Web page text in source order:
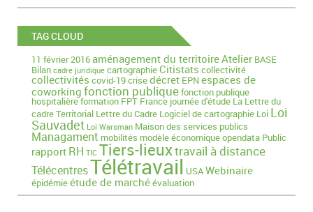
TAG CLOUD
11 février 2016aménagement du territoireAtelier BASE
Bilan cadre juridique cartographieCitistats collectivité
collectivités covid-19crisedécret EPN espaces de
coworking fonction publiquefonction publique
hospitalièreformation FPT France journée d'étude La Lettre du
cadre Territorial Lettre du Cadre Logiciel de cartographie Loi Loi
Sauvadet Loi Warsman Maison des services publics
Managament mobilités modèle économiqueopendata Public
rapport RH TIC Tiers-lieuxtravail à distance
TélécentresTélétravail USAWebinaire
épidémieétude de marchéévaluation